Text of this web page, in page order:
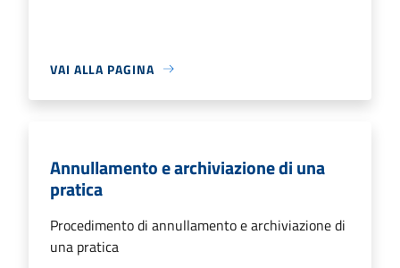
VAI ALLA PAGINA
Annullamento e archiviazione di una
pratica
Procedimento di annullamento e archiviazione di
una pratica